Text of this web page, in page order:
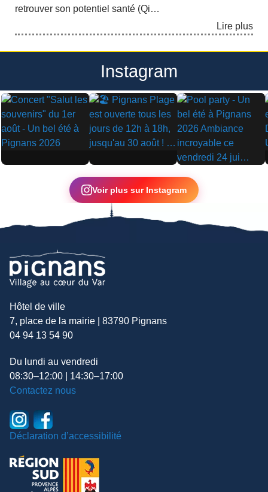
retrouver son potentiel santé (Qi…
Lire plus
Instagram
▶ ▶
▶
Voir plus sur Instagram
Hôtel de ville
7, place de la mairie | 83790 Pignans
04 94 13 54 90
Du lundi au vendredi
08:30–12:00 | 14:30–17:00
Contactez nous
Déclaration d’accessibilité